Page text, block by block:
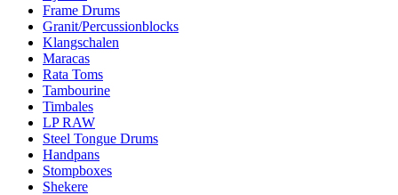
Frame Drums
Granit/Percussionblocks
Klangschalen
Maracas
Rata Toms
Tambourine
Timbales
LP RAW
Steel Tongue Drums
Handpans
Stompboxes
Shekere